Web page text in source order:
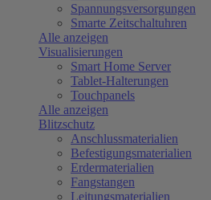
Spannungsversorgungen
Smarte Zeitschaltuhren
Alle anzeigen
Visualisierungen
Smart Home Server
Tablet-Halterungen
Touchpanels
Alle anzeigen
Blitzschutz
Anschlussmaterialien
Befestigungsmaterialien
Erdermaterialien
Fangstangen
Leitungsmaterialien